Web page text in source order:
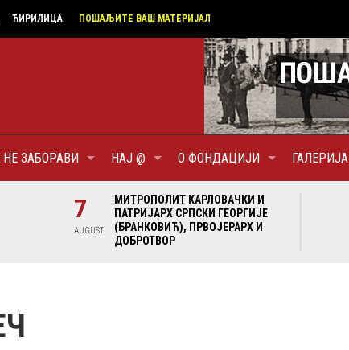
ЋИРИЛИЦА ПОШАЉИТЕ ВАШ МАТЕРИЈАЛ
ЗАБОРАВИ НАЈ @ О ФОНДАЦИЈИ ГАЛЕРИЈА
7
AUGUST
МИТРОПОЛИТ КАРЛОВАЧКИ И
ПАТРИЈАРХ СРПСКИ ГЕОРГИЈЕ
(БРАНКОВИЋ), ПРВОЈЕРАРХ И
ДОБРОТВОР